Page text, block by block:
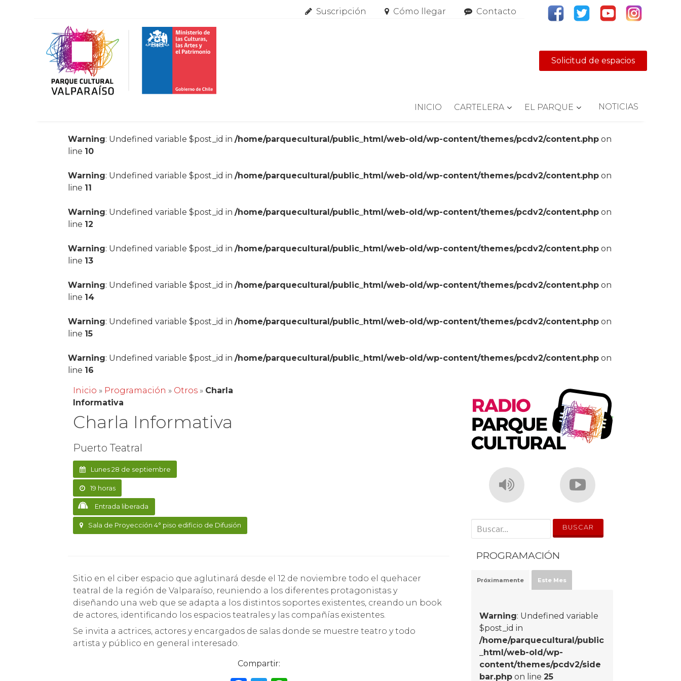
Suscripción Cómo llegar Contacto
Solicitud de espacios
INICIO CARTELERA EL PARQUE NOTICIAS
Warning: Undefined variable $post_id in/home/parquecultural/public_html/web-old/wp-content/themes/pcdv2/content.php on
line 10
Warning: Undefined variable $post_id in/home/parquecultural/public_html/web-old/wp-content/themes/pcdv2/content.php on
line 11
Warning: Undefined variable $post_id in/home/parquecultural/public_html/web-old/wp-content/themes/pcdv2/content.php on
line 12
Warning: Undefined variable $post_id in/home/parquecultural/public_html/web-old/wp-content/themes/pcdv2/content.php on
line 13
Warning: Undefined variable $post_id in/home/parquecultural/public_html/web-old/wp-content/themes/pcdv2/content.php on
line 14
Warning: Undefined variable $post_id in/home/parquecultural/public_html/web-old/wp-content/themes/pcdv2/content.php on
line 15
Warning: Undefined variable $post_id in/home/parquecultural/public_html/web-old/wp-content/themes/pcdv2/content.php on
line 16
Inicio » Programación » Otros » Charla
Informativa
Charla Informativa
Puerto Teatral
Lunes 28 de septiembre
19 horas
Entrada liberada
Sala de Proyección 4° piso edificio de Difusión
Sitio en el ciber espacio que aglutinará desde el 12 de noviembre todo el quehacer
teatral de la región de Valparaíso, reuniendo a los diferentes protagonistas y
diseñando una web que se adapta a los distintos soportes existentes, creando un book
de actores, identificando los espacios teatrales y las compañías existentes.
Se invita a actrices, actores y encargados de salas donde se muestre teatro y todo
artista y público en general interesado.
Compartir:
' . __('Search for:') . '
PROGRAMACIÓN
Próximamente Este Mes
Warning: Undefined variable
$post_id in
/home/parquecultural/public
_html/web-old/wp-
content/themes/pcdv2/side
bar.php on line25